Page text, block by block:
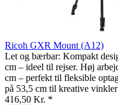
Ricoh GXR Mount (A12)
Let og bærbar: Kompakt
cm – ideel til rejser. Høj
cm – perfekt til fleksible
på 53,5 cm til kreative
416,50 Kr. *